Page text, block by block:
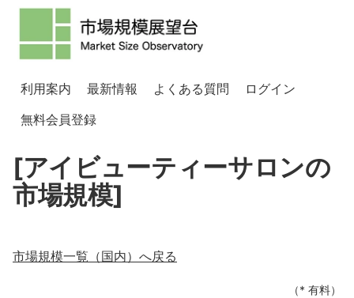
利用案内 最新情報 よくある質問
ログイン
無料会員登録
[アイビューティーサロンの
市場規模]
市場規模一覧（国内）へ戻る
（* 有料）